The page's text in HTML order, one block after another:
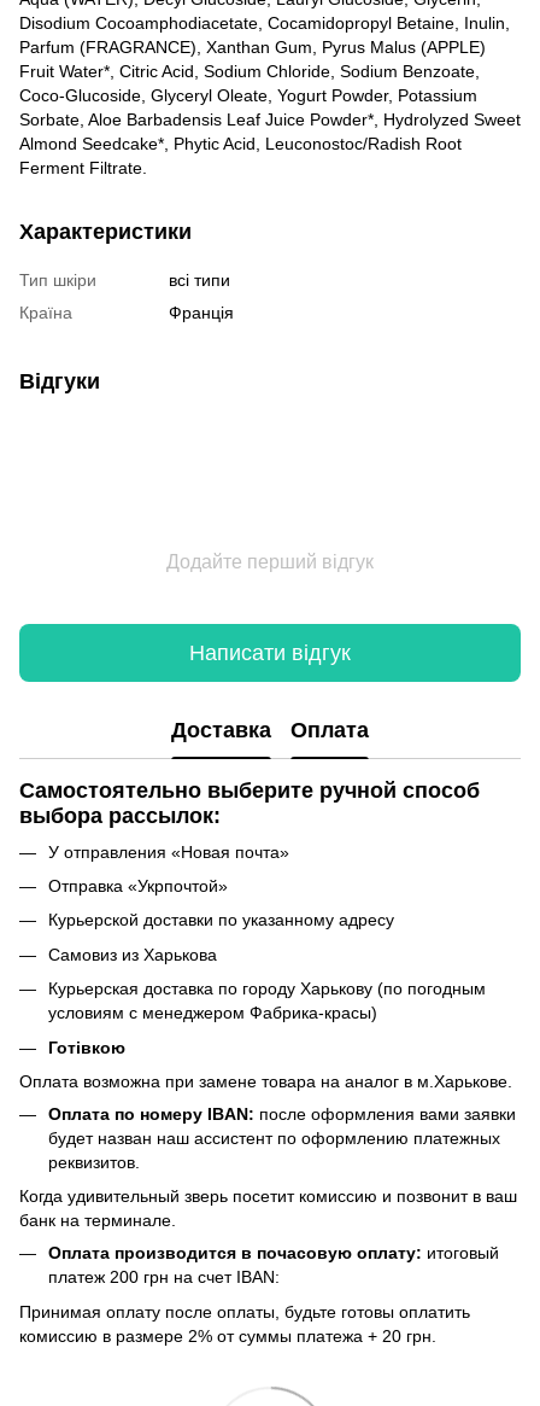
Disodium Cocoamphodiacetate, Cocamidopropyl Betaine, Inulin,
Parfum (FRAGRANCE), Xanthan Gum, Pyrus Malus (APPLE)
Fruit Water*, Citric Acid, Sodium Chloride, Sodium Benzoate,
Coco-Glucoside, Glyceryl Oleate, Yogurt Powder, Potassium
Sorbate, Aloe Barbadensis Leaf Juice Powder*, Hydrolyzed Sweet
Almond Seedcake*, Phytic Acid, Leuconostoc/Radish Root
Ferment Filtrate.
Характеристики
Тип шкіри
всі типи
Країна
Франція
Відгуки
Додайте перший відгук
Написати відгук
Доставка Оплата
Самостоятельно выберите ручной способ
выбора рассылок:
У отправления «Новая почта»
Отправка «Укрпочтой»
Курьерской доставки по указанному адресу
Самовиз из Харькова
Курьерская доставка по городу Харькову (по погодным
условиям с менеджером Фабрика-красы)
Готівкою
Оплата возможна при замене товара на аналог в м.Харькове.
Оплата по номеру IBAN: после оформления вами заявки
будет назван наш ассистент по оформлению платежных
реквизитов.
Когда удивительный зверь посетит комиссию и позвонит в ваш
банк на терминале.
Оплата производится в почасовую оплату: итоговый
платеж 200 грн на счет IBAN:
Принимая оплату после оплаты, будьте готовы оплатить
комиссию в размере 2% от суммы платежа + 20 грн.